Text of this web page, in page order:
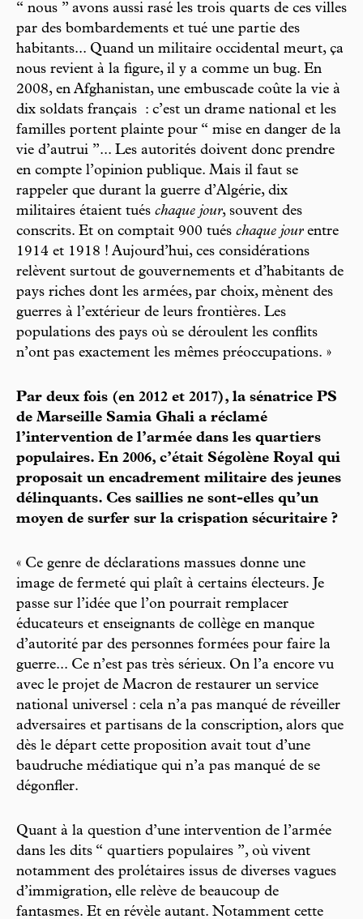
“ nous ” avons aussi rasé les trois quarts de ces villes
par des bombardements et tué une partie des
habitants... Quand un militaire occidental meurt, ça
nous revient à la figure, il y a comme un bug. En
2008, en Afghanistan, une embuscade coûte la vie à
dix soldats français : c’est un drame national et les
familles portent plainte pour “ mise en danger de la
vie d’autrui ”... Les autorités doivent donc prendre
en compte l’opinion publique. Mais il faut se
rappeler que durant la guerre d’Algérie, dix
militaires étaient tués chaque jour, souvent des
conscrits. Et on comptait 900 tués chaque jourentre
1914 et 1918 ! Aujourd’hui, ces considérations
relèvent surtout de gouvernements et d’habitants de
pays riches dont les armées, par choix, mènent des
guerres à l’extérieur de leurs frontières. Les
populations des pays où se déroulent les conflits
n’ont pas exactement les mêmes préoccupations. »
Par deux fois (en 2012 et 2017), la sénatrice PS
de Marseille Samia Ghali a réclamé
l’intervention de l’armée dans les quartiers
populaires. En 2006, c’était Ségolène Royal qui
proposait un encadrement militaire des jeunes
délinquants. Ces saillies ne sont-elles qu’un
moyen de surfer sur la crispation sécuritaire ?
« Ce genre de déclarations massues donne une
image de fermeté qui plaît à certains électeurs. Je
passe sur l’idée que l’on pourrait remplacer
éducateurs et enseignants de collège en manque
d’autorité par des personnes formées pour faire la
guerre... Ce n’est pas très sérieux. On l’a encore vu
avec le projet de Macron de restaurer un service
national universel : cela n’a pas manqué de réveiller
adversaires et partisans de la conscription, alors que
dès le départ cette proposition avait tout d’une
baudruche médiatique qui n’a pas manqué de se
dégonfler.
Quant à la question d’une intervention de l’armée
dans les dits “ quartiers populaires ”, où vivent
notamment des prolétaires issus de diverses vagues
d’immigration, elle relève de beaucoup de
fantasmes. Et en révèle autant. Notamment cette